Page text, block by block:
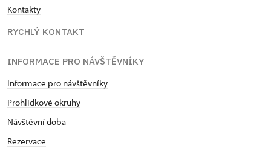
Kontakty
RYCHLÝ KONTAKT
INFORMACE PRO NÁVŠTĚVNÍKY
Informace pro návštěvníky
Prohlídkové okruhy
Návštěvní doba
Rezervace